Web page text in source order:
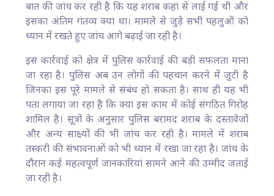
बात की जांच कर रही है कि यह शराब कहां से लाई गई थी और
इसका अंतिम गंतव्य क्या था। मामले से जुड़े सभी पहलुओं को
ध्यान में रखते हुए जांच आगे बढ़ाई जा रही है।
इस कार्रवाई को क्षेत्र में पुलिस कार्रवाई की बड़ी सफलता माना
जा रहा है। पुलिस अब उन लोगों की पहचान करने में जुटी है
जिनका इस पूरे मामले से संबंध हो सकता है। साथ ही यह भी
पता लगाया जा रहा है कि क्या इस काम में कोई संगठित गिरोह
शामिल है। सूत्रों के अनुसार पुलिस बरामद शराब के दस्तावेजों
और अन्य साक्ष्यों की भी जांच कर रही है। मामले में शराब
तस्करी की संभावनाओं को भी ध्यान में रखा जा रहा है। जांच के
दौरान कई महत्वपूर्ण जानकारियां सामने आने की उम्मीद जताई
जा रही है।